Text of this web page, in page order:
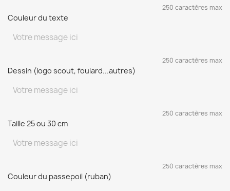
250 caractères max
Couleur du texte
250 caractères max
Dessin (logo scout, foulard...autres)
250 caractères max
Taille 25 ou 30 cm
250 caractères max
Couleur du passepoil (ruban)